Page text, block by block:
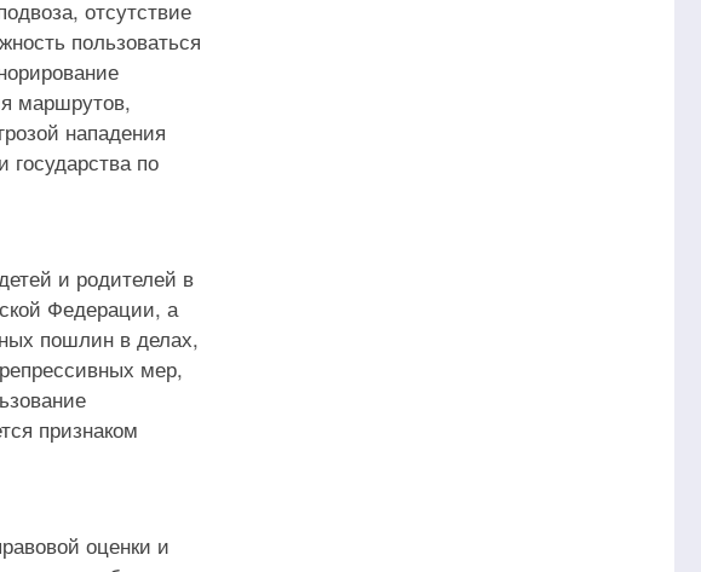
отсутствие
пользоваться
маршрутов,
нападения
государства по
и родителей в
Федерации, а
пошлин в делах,
мер,
признаком
оценки и